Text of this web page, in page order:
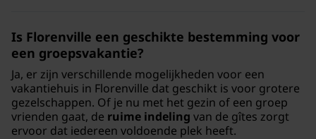
Is Florenville een geschikte bestemming voor
een groepsvakantie?
Ja, er zijn verschillende mogelijkheden voor een
vakantiehuis in Florenville dat geschikt is voor grotere
gezelschappen. Of je nu met het gezin of een groep
vrienden gaat, de ruime indeling van de gîtes zorgt
ervoor dat iedereen voldoende plek heeft.